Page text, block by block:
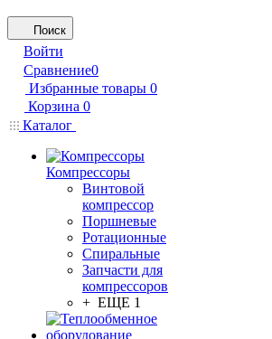
Поиск
Войти
Сравнение0
Избранные товары 0
Корзина 0
Каталог
Компрессоры
Винтовой
компрессор
Поршневые
Ротационные
Спиральные
Запчасти для
компрессоров
+ ЕЩЕ 1